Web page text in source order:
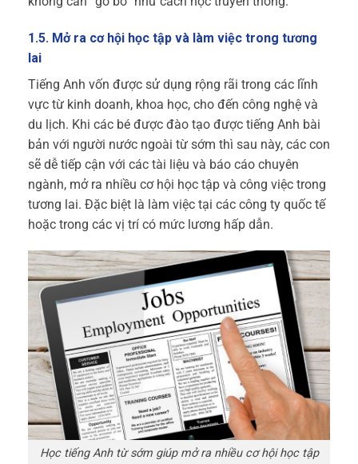
1.5. Mở ra cơ hội học tập và làm việc trong tương
lai
Tiếng Anh vốn được sử dụng rộng rãi trong các lĩnh
vực từ kinh doanh, khoa học, cho đến công nghệ và
du lịch. Khi các bé được đào tạo được tiếng Anh bài
bản với người nước ngoài từ sớm thì sau này, các con
sẽ dễ tiếp cận với các tài liệu và báo cáo chuyên
ngành, mở ra nhiều cơ hội học tập và công việc trong
tương lai. Đặc biệt là làm việc tại các công ty quốc tế
hoặc trong các vị trí có mức lương hấp dẫn.
Học tiếng Anh từ sớm giúp mở ra nhiều cơ hội học tập